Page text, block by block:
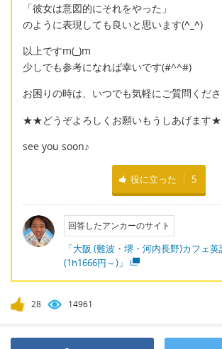
「彼女は意図的にそれをやった」
のように表現しても良いと思います(^_^)
以上ですm(_)m
少しでも参考になれば幸いです(#^^#)
お困りの時は、いつでも気軽にご質問くだ
★★どうぞよろしくお願いもうしあげます
see you soon♪
役に立った 5
回答したアンカーのサイト
「大阪 (難波・堺・河内長野)カフェ
(1h1666円～)」
28 14961